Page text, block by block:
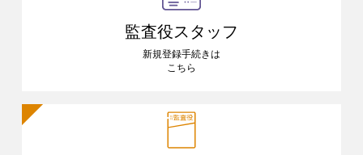
監査役スタッフ
新規登録手続きは
こちら